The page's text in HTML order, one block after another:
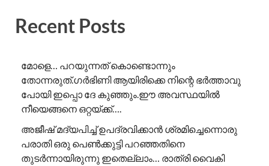
Recent Posts
മോളെ… പറയുന്നത് കൊണ്ടൊന്നും
തോന്നരുത്.ഗർഭിണി ആയിരിക്കെ നിന്റെ ഭർത്താവു
പോയി ഇപ്പൊ ദേ കുഞ്ഞും.ഈ അവസ്ഥയിൽ
നീയെങ്ങനെ ഒറ്റയ്ക്ക്….
അജീഷ് മദ്യപിച്ച് ഉപദ്രവിക്കാൻ ശ്രമിച്ചെന്നൊരു
പരാതി ഒരു പെൺക്കുട്ടി പറഞ്ഞതിനെ
തുടർന്നായിരുന്നു ഇതെല്ലാം… രാത്രി വൈകി